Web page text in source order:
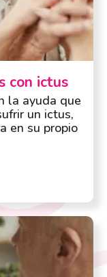
con ictus
la ayuda que
un ictus,
en su propio